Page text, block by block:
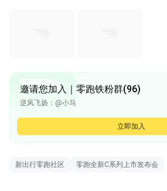
邀请您加入｜零跑铁粉群(96)
逆风飞扬：@小马
是李不是lee：微信也拉一下我@小马
立即加入
新出行零跑社区 零跑全新C系列上市发布会